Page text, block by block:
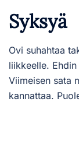
Syksyä
Ovi suhahtaa
liikkeelle.
Viimeisen sata
kannattaa.